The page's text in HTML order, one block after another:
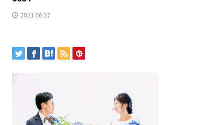
2021.06.27